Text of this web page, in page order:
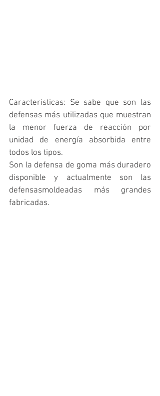
Caracteristicas: Se sabe que son las
defensas más utilizadas que muestran
la menor fuerza de reacción por
unidad de energía absorbida entre
todos los tipos.
Son la defensa de goma más duradero
disponible y actualmente son las
defensasmoldeadas más grandes
fabricadas.